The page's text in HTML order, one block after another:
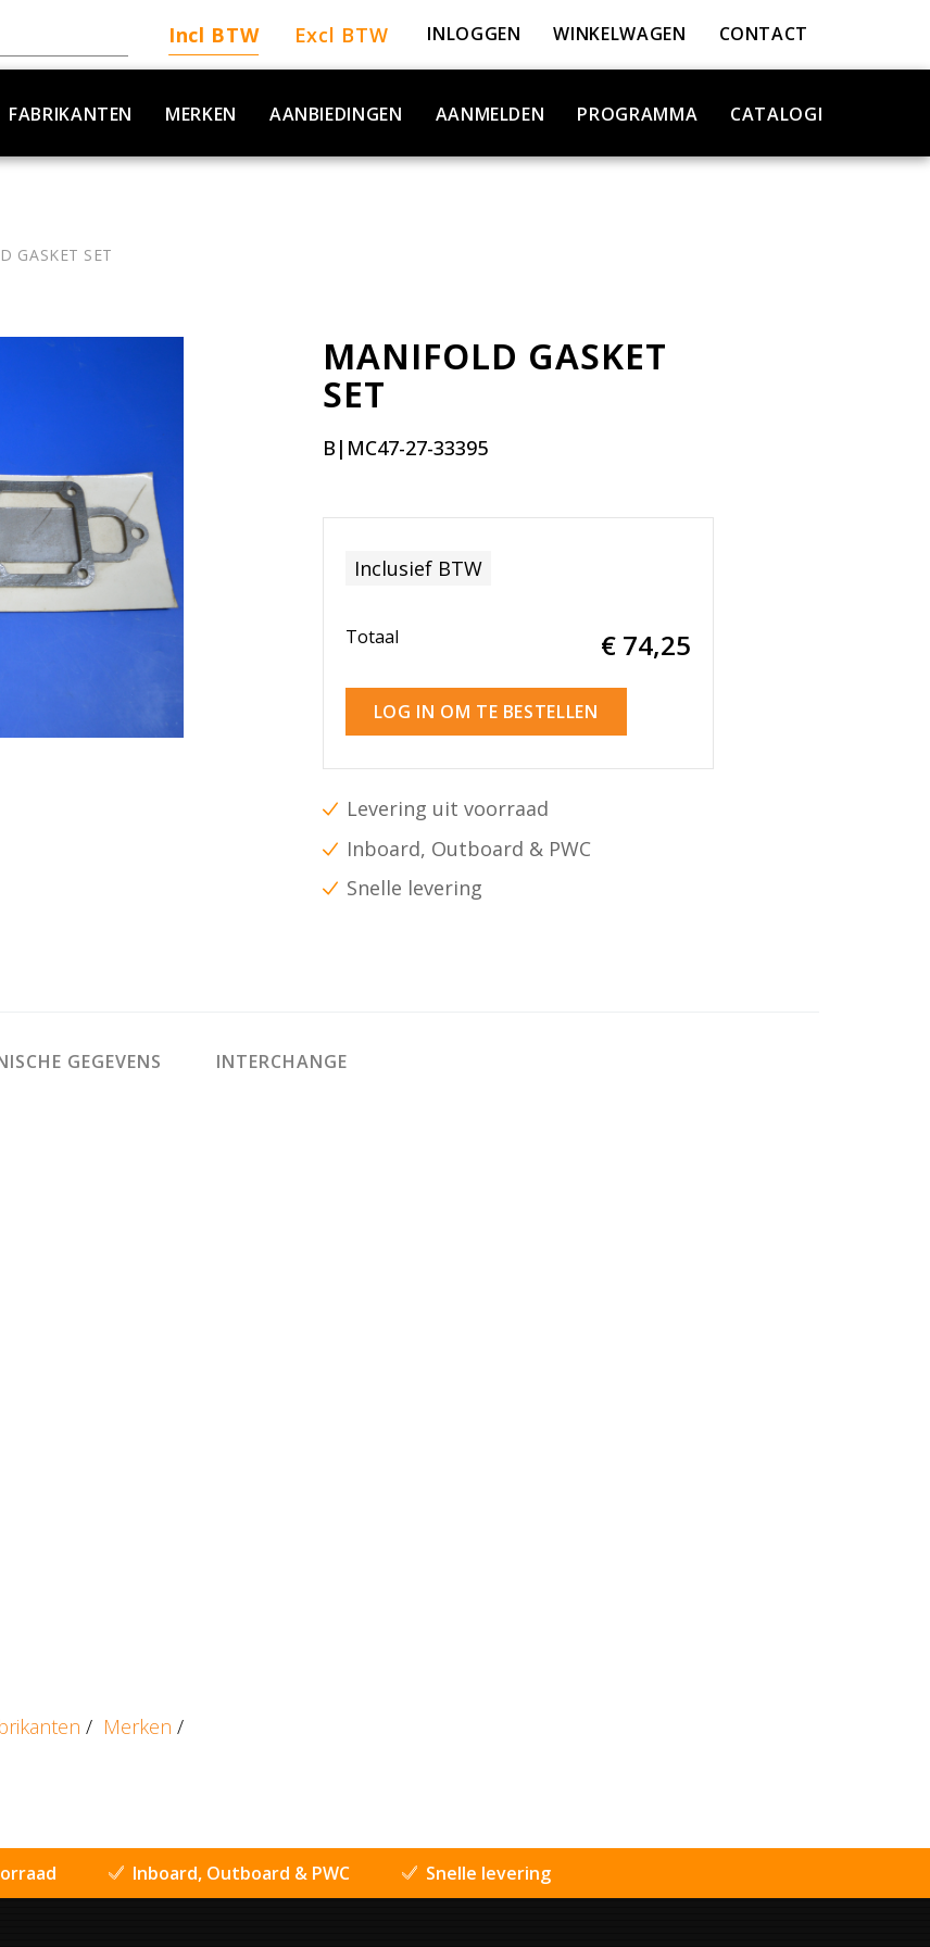
Incl BTW Excl BTW INLOGGEN WINKELWAGEN CONTACT
FABRIKANTEN MERKEN AANBIEDINGEN AANMELDEN PROGRAMMA CATALOGI
GASKET SET
MANIFOLD GASKET
SET
B|MC47-27-33395
Inclusief BTW
Totaal € 74,25
LOG IN OM TE BESTELLEN
Levering uit voorraad
Inboard, Outboard & PWC
Snelle levering
GEGEVENS INTERCHANGE
/ Merken /
Inboard, Outboard & PWC Snelle levering